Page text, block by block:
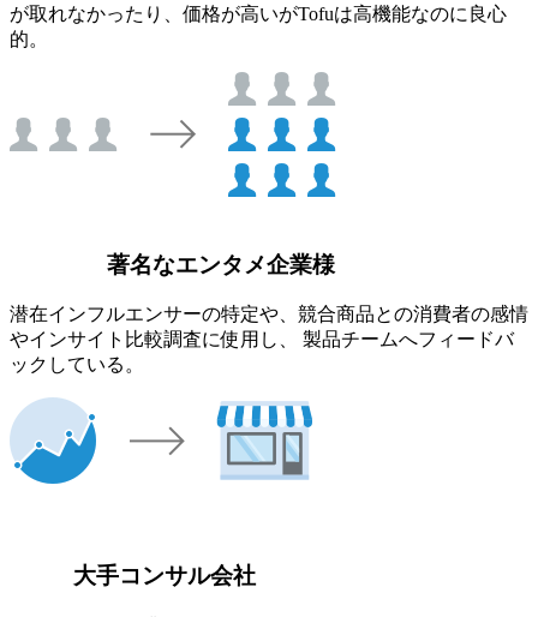
が取れなかったり、価格が高いがTofuは高機能なのに良心
的。
著名なエンタメ企業様
潜在インフルエンサーの特定や、競合商品との消費者の感情
やインサイト比較調査に使用し、 製品チームへフィードバ
ックしている。
大手コンサル会社